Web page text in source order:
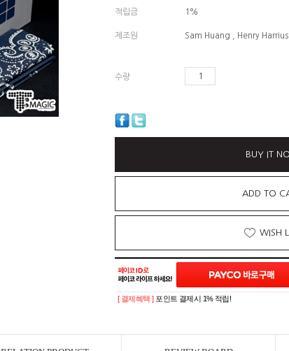
적립금 1%
제조원 Sam Huang , Henry Harrius
수량
BUY IT
ADD TO
WISH
[ 결제혜택 ] 포인트 결제시 1% 적립!